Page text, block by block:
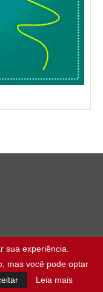
sua experiência.
mas você pode optar
Leia mais